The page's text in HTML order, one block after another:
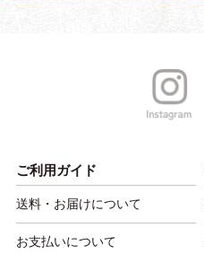
ご利用ガイド
送料・お届けについて
お支払いについて